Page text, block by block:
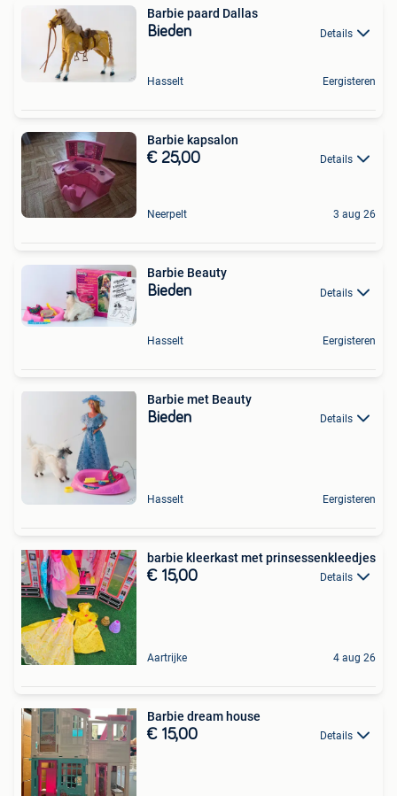
Barbie paard Dallas
Bieden Details
Hasselt Eergisteren
Barbie kapsalon
€ 25,00 Details
Neerpelt 3 aug 26
Barbie Beauty
Bieden Details
Hasselt Eergisteren
Barbie met Beauty
Bieden Details
Hasselt Eergisteren
barbie kleerkast met prinsessenkleedjes
€ 15,00 Details
Aartrijke 4 aug 26
Barbie dream house
€ 15,00 Details